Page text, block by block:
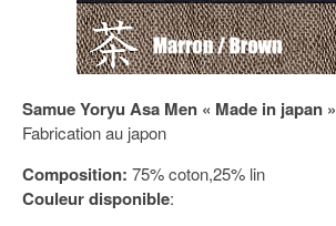
Samue Yoryu Asa Men « Made in japan »
Fabrication au japon
Composition: 75% coton,25% lin
Couleur disponible: